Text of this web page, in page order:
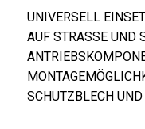
UNIVERSELL
AUF STRASSE UND
SCHUTZBLECH